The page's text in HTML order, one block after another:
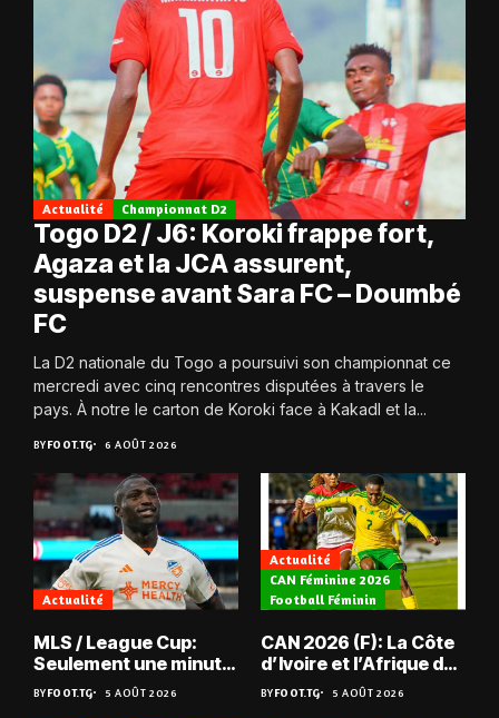
Actualité Championnat D2
Togo D2 / J6: Koroki frappe fort,
Agaza et la JCA assurent,
suspense avant Sara FC – Doumbé
FC
La D2 nationale du Togo a poursuivi son championnat ce
mercredi avec cinq rencontres disputées à travers le
pays. À notre le carton de Koroki face à Kakadl et la...
BYFOOT.TG 6 AOÛT 2026
Actualité
MLS / League Cup:
Seulement une minute
de jeu pour Kévin
Denkey
BYFOOT.TG 5 AOÛT 2026
Actualité
CAN Féminine 2026
Football Féminin
CAN 2026 (F): La Côte
d’Ivoire et l’Afrique du
Sud en quarts
BYFOOT.TG 5 AOÛT 2026